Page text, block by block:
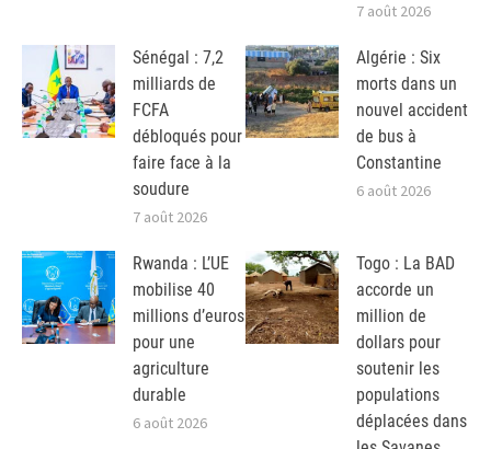
7 août 2026
Sénégal : 7,2
milliards de
FCFA
débloqués pour
faire face à la
soudure
7 août 2026
Algérie : Six
morts dans un
nouvel accident
de bus à
Constantine
6 août 2026
Rwanda : L’UE
mobilise 40
millions d’euros
pour une
agriculture
durable
6 août 2026
Togo : La BAD
accorde un
million de
dollars pour
soutenir les
populations
déplacées dans